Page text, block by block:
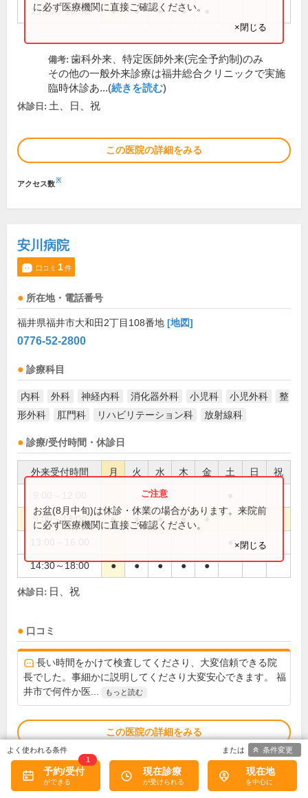
13:30～16:30 ● ● ● ●
に必ず医療機関に直接ご確認ください。
×閉じる
備考: 歯科外来、特定医師外来(完全予約制)のみ
その他の一般外来診療は福井総合クリニックで実施
臨時休診あ...(続きを読む)
休診日: 土、日、祝
この医院の詳細をみる
アクセス数※
安川病院
口コミ 1件
所在地・電話番号
福井県福井市大和田2丁目108番地 [地図]
0776-52-2800
診療科目
内科 外科 神経内科 消化器外科 小児科 小児外科
整
形外科
肛門科 リハビリテーション科 放射線科
診療/受付時間・休診日
外来受付時間 月 火 水 木 金 土 日 祝
9:00～13:00 ● ● ● ● ●
14:30～18:00 ● ● ● ● ●
お盆(8月中旬)は休診・休業の場合があります。来院前
に必ず医療機関に直接ご確認ください。
×閉じる
休診日: 日、祝
口コミ
長い時間をかけて検査してくださり、大変信頼できる院
長でした。事細かに説明してくださり大変安心できます。 福
井市で何件か医...
もっと読む
この医院の詳細をみる
アクセス数※
予約/受付
1
現在診療 現在地
条件変更